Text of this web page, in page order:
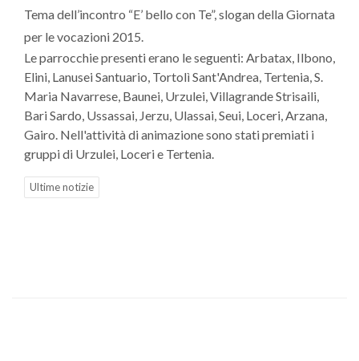
Tema dell’incontro “E’ bello con Te”, slogan della Giornata
per le vocazioni 2015.
Le parrocchie presenti erano le seguenti: Arbatax, Ilbono,
Elini, Lanusei Santuario, Tortolì Sant'Andrea, Tertenia, S.
Maria Navarrese, Baunei, Urzulei, Villagrande Strisaili,
Bari Sardo, Ussassai, Jerzu, Ulassai, Seui, Loceri, Arzana,
Gairo. Nell'attività di animazione sono stati premiati i
gruppi di Urzulei, Loceri e Tertenia.
Ultime notizie